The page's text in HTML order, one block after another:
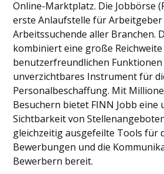
Online-Marktplatz. Die Jobbörse
erste Anlaufstelle für Arbeitgeber
Arbeitssuchende aller Branchen.
kombiniert eine große
benutzerfreundlichen
unverzichtbares Instrument für
Personalbeschaffung. Mit
Besuchern bietet FINN Jobb eine
Sichtbarkeit von
gleichzeitig ausgefeilte Tools für
Bewerbungen und die
Bewerbern bereit.